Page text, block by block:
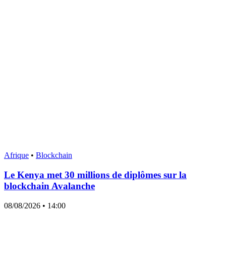
Afrique • Blockchain
Le Kenya met 30 millions de diplômes sur la
blockchain Avalanche
08/08/2026 • 14:00